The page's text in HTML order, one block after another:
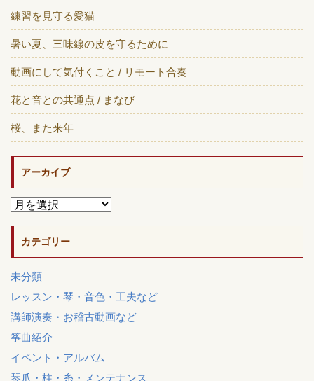
練習を見守る愛猫
暑い夏、三味線の皮を守るために
動画にして気付くこと / リモート合奏
花と音との共通点 / まなび
桜、また来年
アーカイブ
カテゴリー
未分類
レッスン・琴・音色・工夫など
講師演奏・お稽古動画など
筝曲紹介
イベント・アルバム
琴爪・柱・糸・メンテナンス